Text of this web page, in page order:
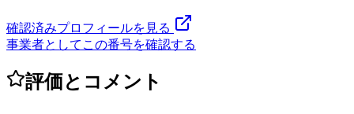
確認済みプロフィールを見る
事業者としてこの番号を確認する
評価とコメント